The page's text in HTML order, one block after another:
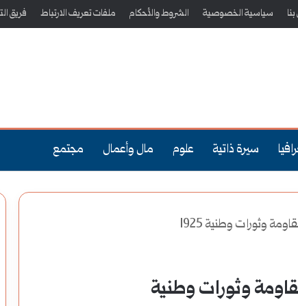
سياسية الخصوصية الشروط والأحكام ملفات تعريف الارتباط فريق
سيرة ذاتية علوم مال وأعمال مجتمع
وثورات وطنية 1925
وثورات وطنية